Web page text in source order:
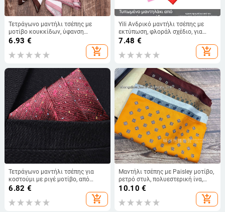
Τετράγωνο μαντήλι τσέπης με
μοτίβο κουκκίδων, ύφανση
τζακάρντ, πολυεστερικό ύφασμα,
6.93 €
add_shopping_cart
Yili Ανδρικό μαντήλι τσέπης με
εκτύπωση, φλοράλ σχέδιο, για
βραδινή ενδυμασία, συνθετικό
πολυεστέρα
7.48 €
add_shopping_cart
Τετράγωνο μαντήλι τσέπης για
κοστούμι με ριγέ μοτίβο, από
πολυεστερικές ίνες, πολυεστερική
επένδυση, βαμμένο σε νήματα,
μοντέρνο στυλ
6.82 €
add_shopping_cart
Μαντήλι τσέπης με Paisley μοτίβο,
ρετρό στυλ, πολυεστερική ίνα,
εκτύπωση
10.10 €
add_shopping_cart